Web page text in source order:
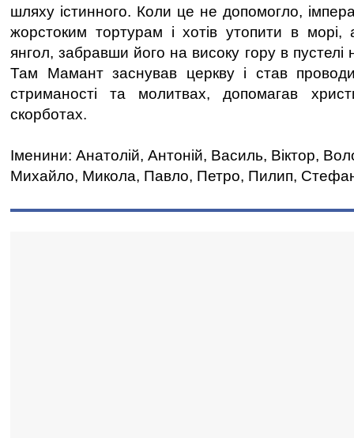
шляху істинного. Коли це не допомогло,
жорстоким тортурам і хотів утопити в морі,
янгол, забравши його на високу гору в пустелі
Там Мамант заснував церкву і став
стриманості та молитвах, допомагав
скорботах.
Іменини: Анатолій, Антоній, Василь, Віктор,
Михайло, Микола, Павло, Петро, Пилип,